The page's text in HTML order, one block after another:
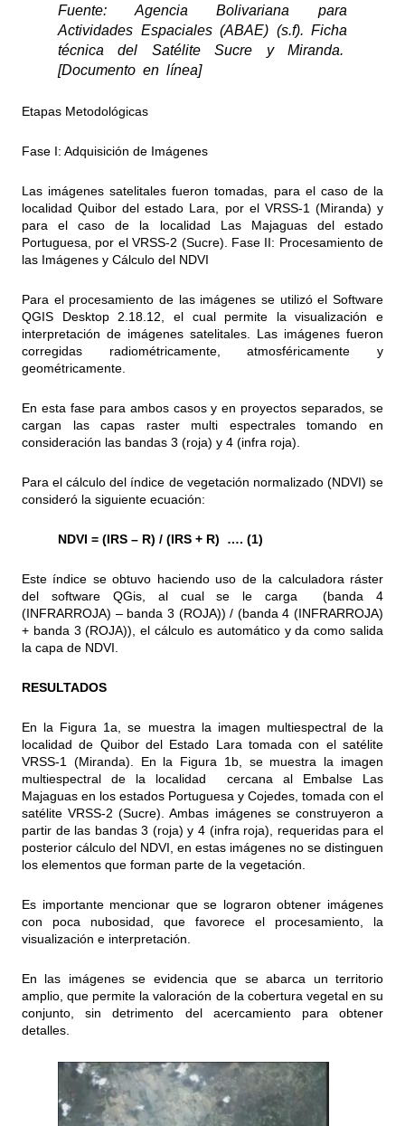
Fuente: Agencia Bolivariana para
Actividades Espaciales (ABAE) (s.f). Ficha
técnica del Satélite Sucre y Miranda.
[Documento en línea]
Etapas Metodológicas
Fase I: Adquisición de Imágenes
Las imágenes satelitales fueron tomadas, para el caso de la
localidad Quibor del estado Lara, por el VRSS-1 (Miranda) y
para el caso de la localidad Las Majaguas del estado
Portuguesa, por el VRSS-2 (Sucre). Fase II: Procesamiento de
las Imágenes y Cálculo del NDVI
Para el procesamiento de las imágenes se utilizó el Software
QGIS Desktop 2.18.12, el cual permite la visualización e
interpretación de imágenes satelitales. Las imágenes fueron
corregidas radiométricamente, atmosféricamente y
geométricamente.
En esta fase para ambos casos y en proyectos separados, se
cargan las capas raster multi espectrales tomando en
consideración las bandas 3 (roja) y 4 (infra roja).
Para el cálculo del índice de vegetación normalizado (NDVI) se
consideró la siguiente ecuación:
NDVI = (IRS – R) / (IRS + R) …. (1)
Este índice se obtuvo haciendo uso de la calculadora ráster
del software QGis, al cual se le carga (banda 4
(INFRARROJA) – banda 3 (ROJA)) / (banda 4 (INFRARROJA)
+ banda 3 (ROJA)), el cálculo es automático y da como salida
la capa de NDVI.
RESULTADOS
En la Figura 1a, se muestra la imagen multiespectral de la
localidad de Quibor del Estado Lara tomada con el satélite
VRSS-1 (Miranda). En la Figura 1b, se muestra la imagen
multiespectral de la localidad cercana al Embalse Las
Majaguas en los estados Portuguesa y Cojedes, tomada con el
satélite VRSS-2 (Sucre). Ambas imágenes se construyeron a
partir de las bandas 3 (roja) y 4 (infra roja), requeridas para el
posterior cálculo del NDVI, en estas imágenes no se distinguen
los elementos que forman parte de la vegetación.
Es importante mencionar que se lograron obtener imágenes
con poca nubosidad, que favorece el procesamiento, la
visualización e interpretación.
En las imágenes se evidencia que se abarca un territorio
amplio, que permite la valoración de la cobertura vegetal en su
conjunto, sin detrimento del acercamiento para obtener
detalles.